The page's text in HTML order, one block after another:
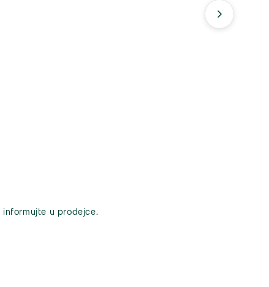
informujte u prodejce.